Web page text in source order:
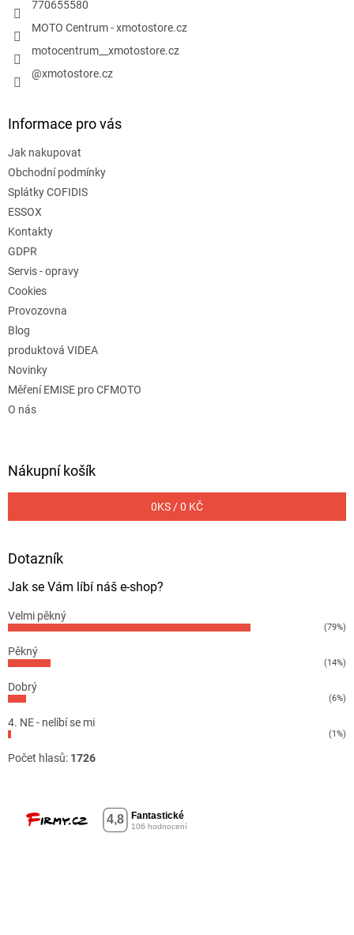
770655580
MOTO Centrum - xmotostore.cz
motocentrum__xmotostore.cz
@xmotostore.cz
Informace pro vás
Jak nakupovat
Obchodní podmínky
Splátky COFIDIS
ESSOX
Kontakty
GDPR
Servis - opravy
Cookies
Provozovna
Blog
produktová VIDEA
Novinky
Měření EMISE pro CFMOTO
O nás
Nákupní košík
0KS /0 KČ
Dotazník
Jak se Vám líbí náš e-shop?
Velmi pěkný
(79%)
Pěkný
(14%)
Dobrý
(6%)
4. NE - nelíbí se mi
(1%)
Počet hlasů: 1726